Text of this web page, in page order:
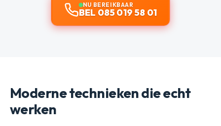
NU BEREIKBAAR
BEL 085 019 58 01
Moderne technieken die echt
werken